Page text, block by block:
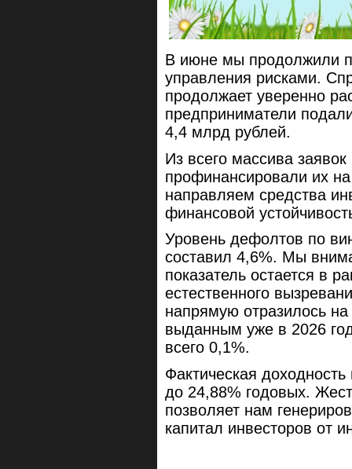
В июне мы продолжили
управления рисками.
продолжает уверенно
предприниматели
4,4 млрд рублей.
Из всего массива
профинансировали их
направляем средства
финансовой
Уровень дефолтов по
составил 4,6%. Мы
показатель остается в
естественного
напрямую отразилось
выданным уже в 2026
всего 0,1%.
Фактическая
до 24,88% годовых.
позволяет нам
капитал инвесторов от